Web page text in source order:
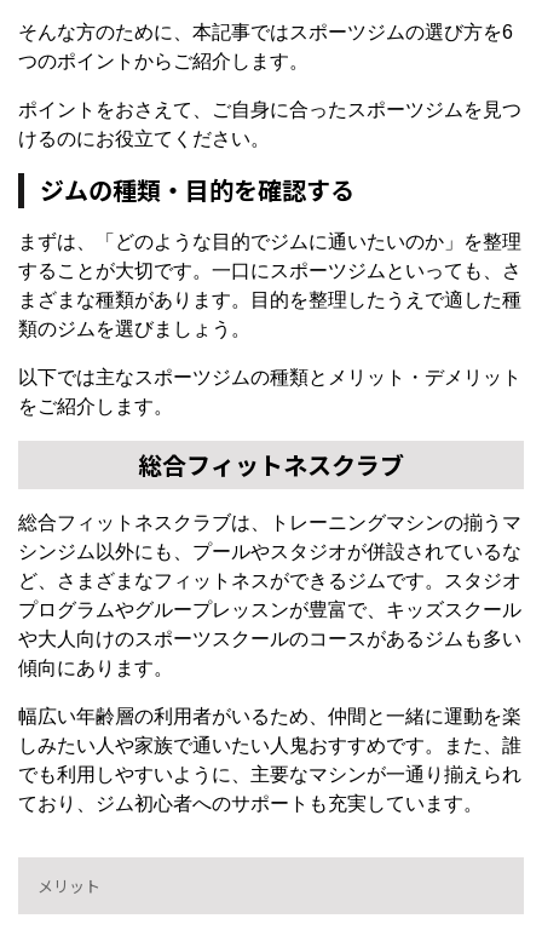
そんな方のために、本記事ではスポーツジムの選び方を6
つのポイントからご紹介します。
ポイントをおさえて、ご自身に合ったスポーツジムを見つ
けるのにお役立てください。
ジムの種類・目的を確認する
まずは、「どのような目的でジムに通いたいのか」を整理
することが大切です。一口にスポーツジムといっても、さ
まざまな種類があります。目的を整理したうえで適した種
類のジムを選びましょう。
以下では主なスポーツジムの種類とメリット・デメリット
をご紹介します。
総合フィットネスクラブ
総合フィットネスクラブは、トレーニングマシンの揃うマ
シンジム以外にも、プールやスタジオが併設されているな
ど、さまざまなフィットネスができるジムです。スタジオ
プログラムやグループレッスンが豊富で、キッズスクール
や大人向けのスポーツスクールのコースがあるジムも多い
傾向にあります。
幅広い年齢層の利用者がいるため、仲間と一緒に運動を楽
しみたい人や家族で通いたい人鬼おすすめです。また、誰
でも利用しやすいように、主要なマシンが一通り揃えられ
ており、ジム初心者へのサポートも充実しています。
メリット